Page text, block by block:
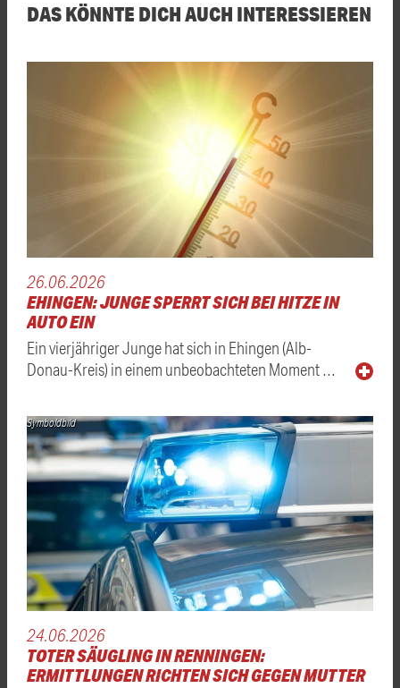
DAS KÖNNTE DICH AUCH INTERESSIEREN
26.06.2026
EHINGEN: JUNGE SPERRT SICH BEI HITZE IN
AUTO EIN
Ein vierjähriger Junge hat sich in Ehingen (Alb-
Donau-Kreis) in einem unbeobachteten Moment …
Symboldbild
24.06.2026
TOTER SÄUGLING IN RENNINGEN:
ERMITTLUNGEN RICHTEN SICH GEGEN MUTTER